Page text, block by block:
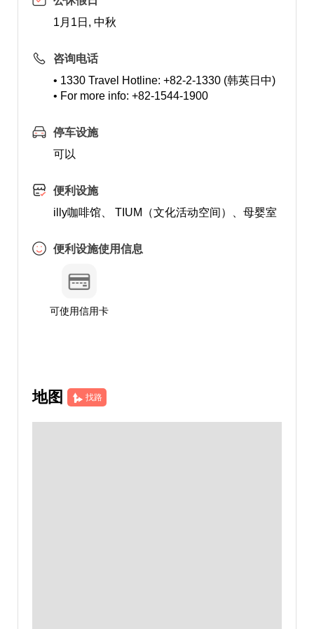
1月1日, 中秋
咨询电话
• 1330 Travel Hotline: +82-2-1330 (韩英日中)
• For more info: +82-1544-1900
停车设施
可以
便利设施
illy咖啡馆、 TIUM（文化活动空间）、母婴室
便利设施使用信息
可使用信用卡
地图 找路